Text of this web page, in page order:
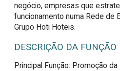
negócio, empresas que
funcionamento numa Rede de
Grupo Hoti Hoteis.
DESCRIÇÃO DA FUNÇÃO
Principal Função: Promoção